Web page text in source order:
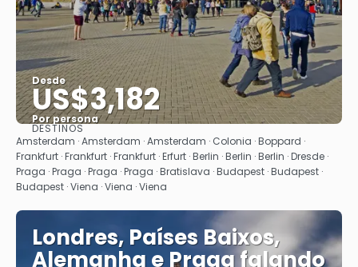
Desde
US$3,182
Por persona
Ver
DESTINOS
Amsterdam · Amsterdam · Amsterdam · Colonia · Boppard ·
Frankfurt · Frankfurt · Frankfurt · Erfurt · Berlin · Berlin · Berlin · Dresde ·
Praga · Praga · Praga · Praga · Bratislava · Budapest · Budapest ·
Budapest · Viena · Viena · Viena
Londres, Países Baixos,
Alemanha e Praga falando